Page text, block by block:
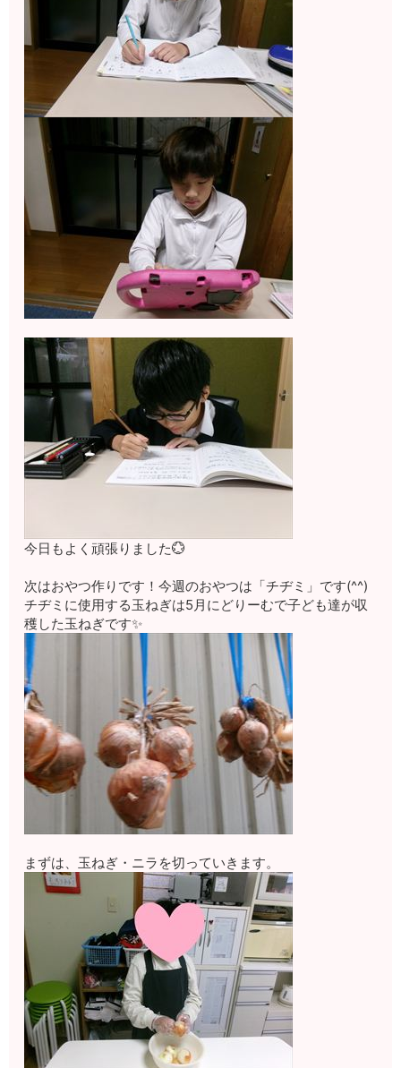
今日もよく頑張りました💮
次はおやつ作りです！今週のおやつは「チヂミ」です(^^)
チヂミに使用する玉ねぎは5月にどりーむで子ども達が収
穫した玉ねぎです✨
まずは、玉ねぎ・ニラを切っていきます。